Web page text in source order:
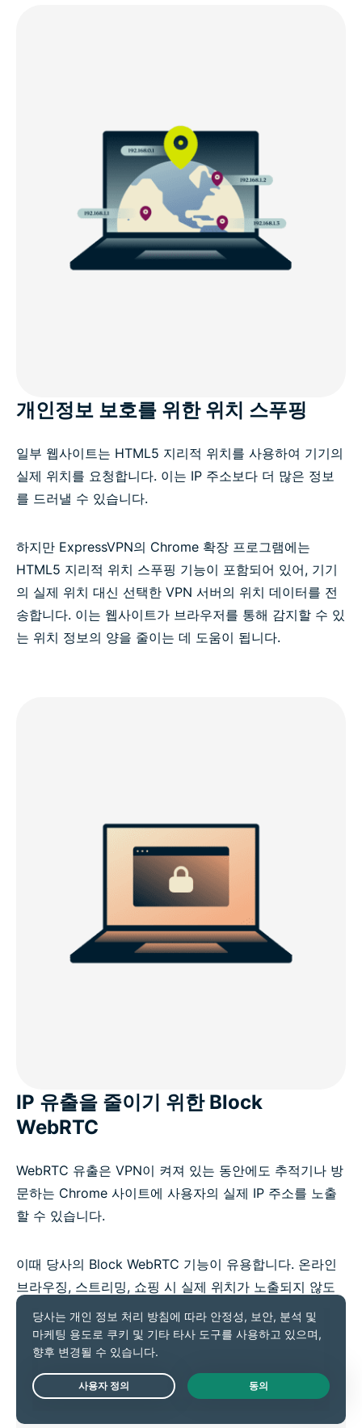
개인정보 보호를 위한 위치 스푸핑
일부 웹사이트는 HTML5 지리적 위치를 사용하여 기기의
실제 위치를 요청합니다. 이는 IP 주소보다 더 많은 정보
를 드러낼 수 있습니다.
하지만 ExpressVPN의 Chrome 확장 프로그램에는
HTML5 지리적 위치 스푸핑 기능이 포함되어 있어, 기기
의 실제 위치 대신 선택한 VPN 서버의 위치 데이터를 전
송합니다. 이는 웹사이트가 브라우저를 통해 감지할 수 있
는 위치 정보의 양을 줄이는 데 도움이 됩니다.
IP 유출을 줄이기 위한 Block
WebRTC
WebRTC 유출은 VPN이 켜져 있는 동안에도 추적기나 방
문하는 Chrome 사이트에 사용자의 실제 IP 주소를 노출
할 수 있습니다.
이때 당사의 Block WebRTC 기능이 유용합니다. 온라인
브라우징, 스트리밍, 쇼핑 시 실제 위치가 노출되지 않도
록 필요에 따라 이 기능을 켜서 브라우저 기반의 IP 유출
을 방지해 보세요.
Live Chat